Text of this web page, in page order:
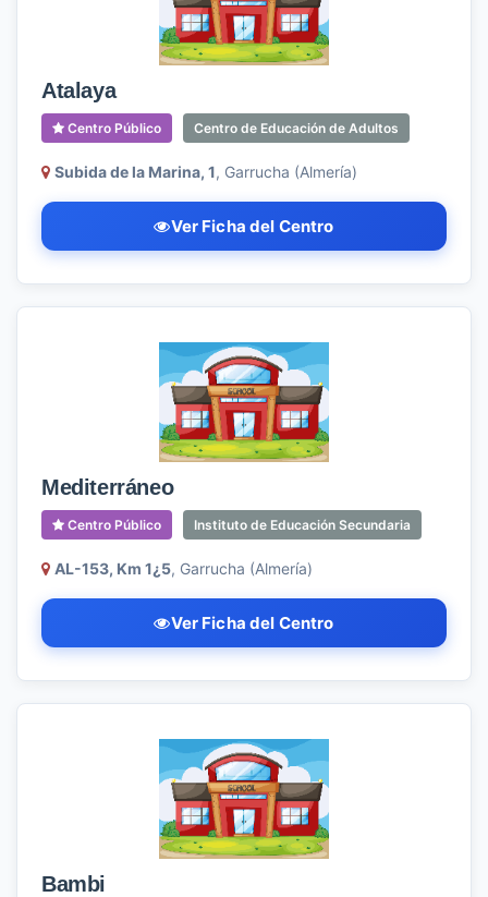
Atalaya
Centro Público Centro de Educación de Adultos
Subida de la Marina, 1, Garrucha (Almería)
Ver Ficha del Centro
Mediterráneo
Centro Público Instituto de Educación Secundaria
AL-153, Km 1¿5, Garrucha (Almería)
Ver Ficha del Centro
Bambi